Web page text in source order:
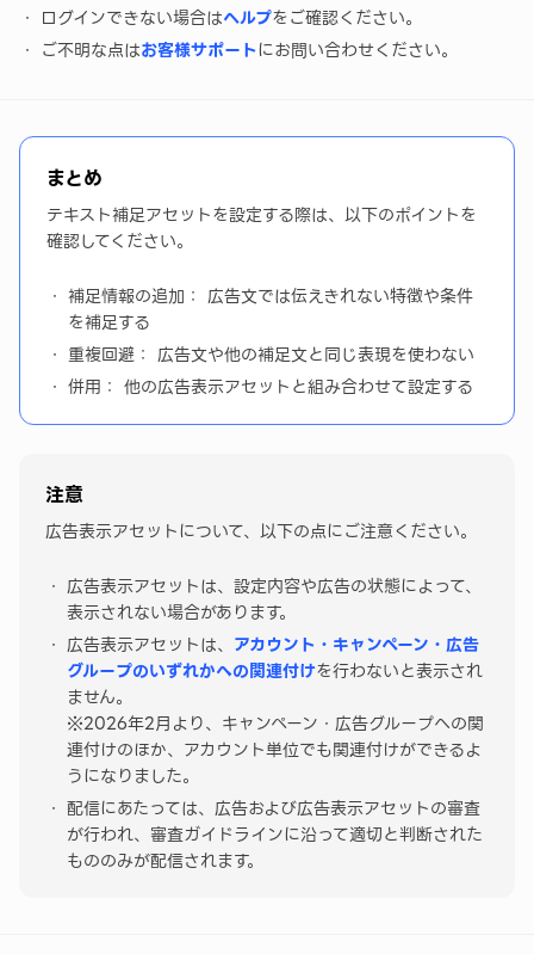
ログインできない場合はヘルプをご確認ください。
ご不明な点はお客様サポートにお問い合わせください。
まとめ
テキスト補足アセットを設定する際は、以下のポイントを
確認してください。
補足情報の追加： 広告文では伝えきれない特徴や条件
を補足する
重複回避： 広告文や他の補足文と同じ表現を使わない
併用： 他の広告表示アセットと組み合わせて設定する
注意
広告表示アセットについて、以下の点にご注意ください。
広告表示アセットは、設定内容や広告の状態によって、
表示されない場合があります。
広告表示アセットは、 アカウント・キャンペーン・広告
グループのいずれかへの関連付けを行わないと表示され
ません。
※2026年2月より、キャンペーン・広告グループへの関
連付けのほか、アカウント単位でも関連付けができるよ
うになりました。
配信にあたっては、広告および広告表示アセットの審査
が行われ、審査ガイドラインに沿って適切と判断された
もののみが配信されます。